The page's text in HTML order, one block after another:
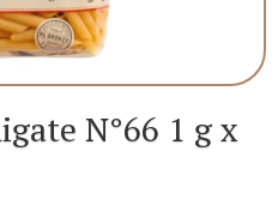
N°66 1 g x